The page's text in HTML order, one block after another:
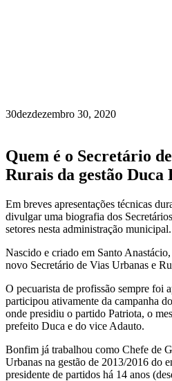
30dezdezembro 30, 2020
Quem é o Secretário
Rurais da gestão Duca
Em breves apresentações técnicas
divulgar uma biografia dos
setores nesta administração municipal.
Nascido e criado em Santo
novo Secretário de Vias Urbanas e
O pecuarista de profissão sempre foi
participou ativamente da campanha
onde presidiu o partido Patriota, o
prefeito Duca e do vice Adauto.
Bonfim já trabalhou como Chefe de
Urbanas na gestão de 2013/2016 do
presidente de partidos há 14 anos